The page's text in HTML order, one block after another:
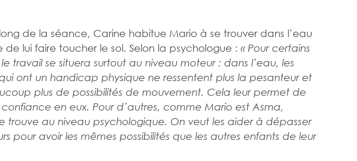
de la séance, Carine habitue Mario à se trouver dans l’eau
de lui faire toucher le sol. Selon la psychologue : « Pour certains
travail se situera surtout au niveau moteur : dans l’eau, les
ont un handicap physique ne ressentent plus la pesanteur et
plus de possibilités de mouvement. Cela leur permet de
en eux. Pour d’autres, comme Mario est Asma,
trouve au niveau psychologique. On veut les aider à dépasser
pour avoir les mêmes possibilités que les autres enfants de leur